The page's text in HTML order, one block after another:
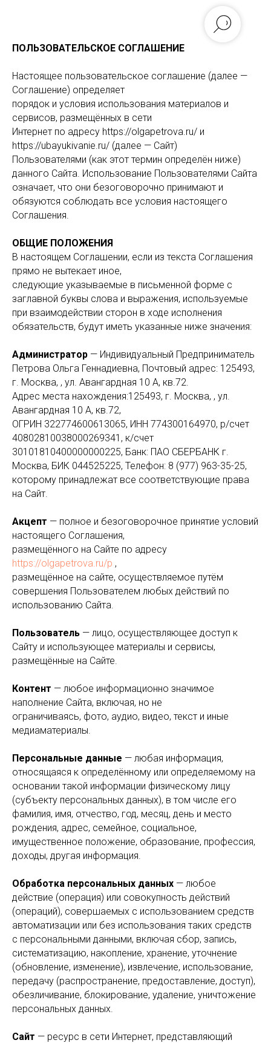
ПОЛЬЗОВАТЕЛЬСКОЕ СОГЛАШЕНИЕ
Настоящее пользовательское соглашение (далее —
Соглашение) определяет
порядок и условия использования материалов и
сервисов, размещённых в сети
Интернет по адресу https://olgapetrova.ru/ и
https://ubayukivanie.ru/ (далее — Сайт)
Пользователями (как этот термин определён ниже)
данного Сайта. Использование Пользователями Сайта
означает, что они безоговорочно принимают и
обязуются соблюдать все условия настоящего
Соглашения.
ОБЩИЕ ПОЛОЖЕНИЯ
В настоящем Соглашении, если из текста Соглашения
прямо не вытекает иное,
следующие указываемые в письменной форме с
заглавной буквы слова и выражения, используемые
при взаимодействии сторон в ходе исполнения
обязательств, будут иметь указанные ниже значения:
Администратор — Индивидуальный Предприниматель
Петрова Ольга Геннадиевна, Почтовый адрес: 125493,
г. Москва, , ул. Авангардная 10 А, кв.72.
Адрес места нахождения:125493, г. Москва, , ул.
Авангардная 10 А, кв.72,
ОГРИН 322774600613065, ИНН 774300164970, р/счет
40802810038000269341, к/счет
30101810400000000225, Банк: ПАО СБЕРБАНК г.
Москва, БИК 044525225, Телефон: 8 (977) 963-35-25,
которому принадлежат все соответствующие права
на Сайт.
Акцепт — полное и безоговорочное принятие условий
настоящего Соглашения,
размещённого на Сайте по адресу
https://olgapetrova.ru/p ,
размещённое на сайте, осуществляемое путём
совершения Пользователем любых действий по
использованию Сайта.
Пользователь — лицо, осуществляющее доступ к
Сайту и использующее материалы и сервисы,
размещённые на Сайте.
Контент — любое информационно значимое
наполнение Сайта, включая, но не
ограничиваясь, фото, аудио, видео, текст и иные
медиаматериалы.
Персональные данные — любая информация,
относящаяся к определённому или определяемому на
основании такой информации физическому лицу
(субъекту персональных данных), в том числе его
фамилия, имя, отчество, год, месяц, день и место
рождения, адрес, семейное, социальное,
имущественное положение, образование, профессия,
доходы, другая информация.
Обработка персональных данных — любое
действие (операция) или совокупность действий
(операций), совершаемых с использованием средств
автоматизации или без использования таких средств
с персональными данными, включая сбор, запись,
систематизацию, накопление, хранение, уточнение
(обновление, изменение), извлечение, использование,
передачу (распространение, предоставление, доступ),
обезличивание, блокирование, удаление, уничтожение
персональных данных.
Сайт — ресурс в сети Интернет, представляющий